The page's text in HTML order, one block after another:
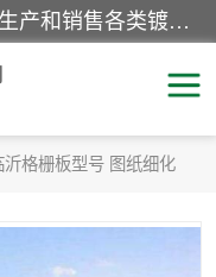
无锡昌鸿钢格板有限公司是专业生产和销售各类镀锌钢格板、镀锌钢格栅、不锈钢钢格及其相关产品的现代化企业。公司产品广泛运用于石油、化工、港口、电力、运输、造纸、医药、钢铁、食品、市政、房地产、制造业等各个领域。
沂格栅板型号 图纸细化
盖板